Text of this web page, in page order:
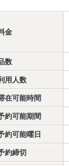
金
数
用人数
在可能時間
約可能期間
約可能曜日
約締切